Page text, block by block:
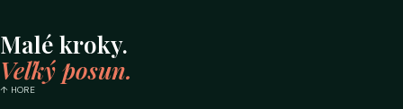
Malé kroky.
Veľký posun.
↑ HORE